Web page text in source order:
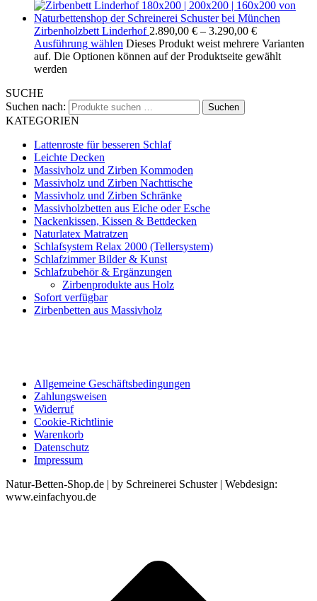
Zirbenholzbett Linderhof 2.890,00 € – 3.290,00 €
Ausführung wählen Dieses Produkt weist mehrere Varianten
auf. Die Optionen können auf der Produktseite gewählt
werden
SUCHE
Suchen nach:
Suchen
KATEGORIEN
Lattenroste für besseren Schlaf
Leichte Decken
Massivholz und Zirben Kommoden
Massivholz und Zirben Nachttische
Massivholz und Zirben Schränke
Massivholzbetten aus Eiche oder Esche
Nackenkissen, Kissen & Bettdecken
Naturlatex Matratzen
Schlafsystem Relax 2000 (Tellersystem)
Schlafzimmer Bilder & Kunst
Schlafzubehör & Ergänzungen
Zirbenprodukte aus Holz
Sofort verfügbar
Zirbenbetten aus Massivholz
Allgemeine Geschäftsbedingungen
Zahlungsweisen
Widerruf
Cookie-Richtlinie
Warenkorb
Datenschutz
Impressum
Natur-Betten-Shop.de | by Schreinerei Schuster | Webdesign:
www.einfachyou.de